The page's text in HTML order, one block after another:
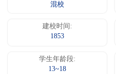
混校
建校时间:
1853
学生年龄段:
13~18